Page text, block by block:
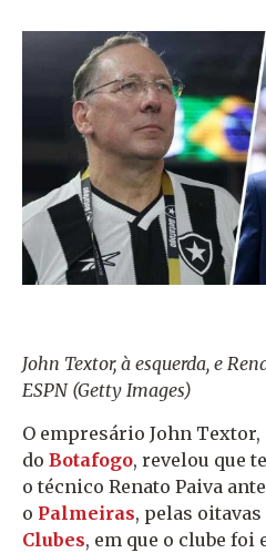
John Textor, à esquerda, e
ESPN (Getty Images)
O empresário John Textor,
do Botafogo, revelou que
o técnico Renato Paiva
o Palmeiras, pelas
Clubes, em que o clube